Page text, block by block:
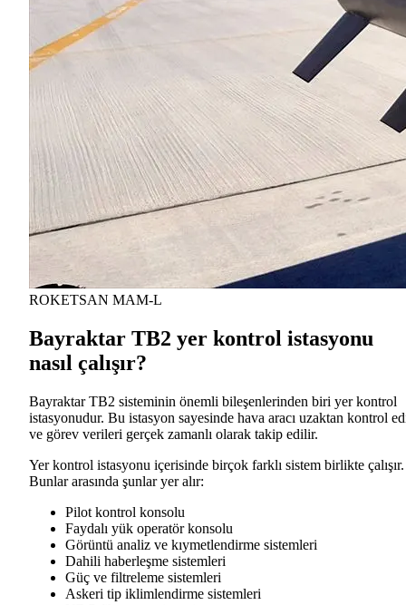
ROKETSAN MAM-L
Bayraktar TB2 yer kontrol istasyonu
nasıl çalışır?
Bayraktar TB2 sisteminin önemli bileşenlerinden biri yer kontrol
istasyonudur. Bu istasyon sayesinde hava aracı uzaktan kontrol
ve görev verileri gerçek zamanlı olarak takip edilir.
Yer kontrol istasyonu içerisinde birçok farklı sistem birlikte çalışır.
Bunlar arasında şunlar yer alır:
Pilot kontrol konsolu
Faydalı yük operatör konsolu
Görüntü analiz ve kıymetlendirme sistemleri
Dahili haberleşme sistemleri
Güç ve filtreleme sistemleri
Askeri tip iklimlendirme sistemleri